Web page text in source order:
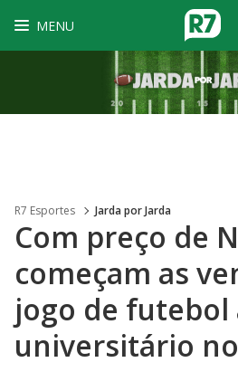
MENU
R7 Esportes Jarda por Jarda
Com preço de
começam as
jogo de futebol
universitário